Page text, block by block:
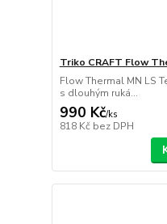
Triko CRAFT Flow
Flow Thermal MN LS
s dlouhým ruká...
990 Kč/ks
818 Kč bez DPH